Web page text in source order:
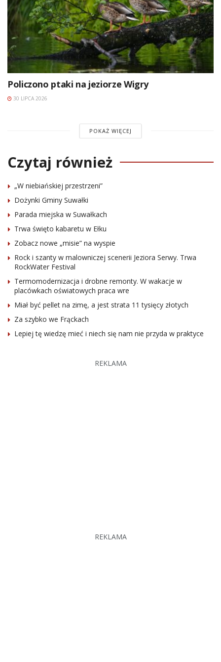
Policzono ptaki na jeziorze Wigry
30 LIPCA 2026
POKAŻ WIĘCEJ
Czytaj również
„W niebiańskiej przestrzeni”
Dożynki Gminy Suwałki
Parada miejska w Suwałkach
Trwa święto kabaretu w Ełku
Zobacz nowe „misie” na wyspie
Rock i szanty w malowniczej scenerii Jeziora Serwy. Trwa
RockWater Festival
Termomodernizacja i drobne remonty. W wakacje w
placówkach oświatowych praca wre
Miał być pellet na zimę, a jest strata 11 tysięcy złotych
Za szybko we Frąckach
Lepiej tę wiedzę mieć i niech się nam nie przyda w praktyce
REKLAMA
REKLAMA